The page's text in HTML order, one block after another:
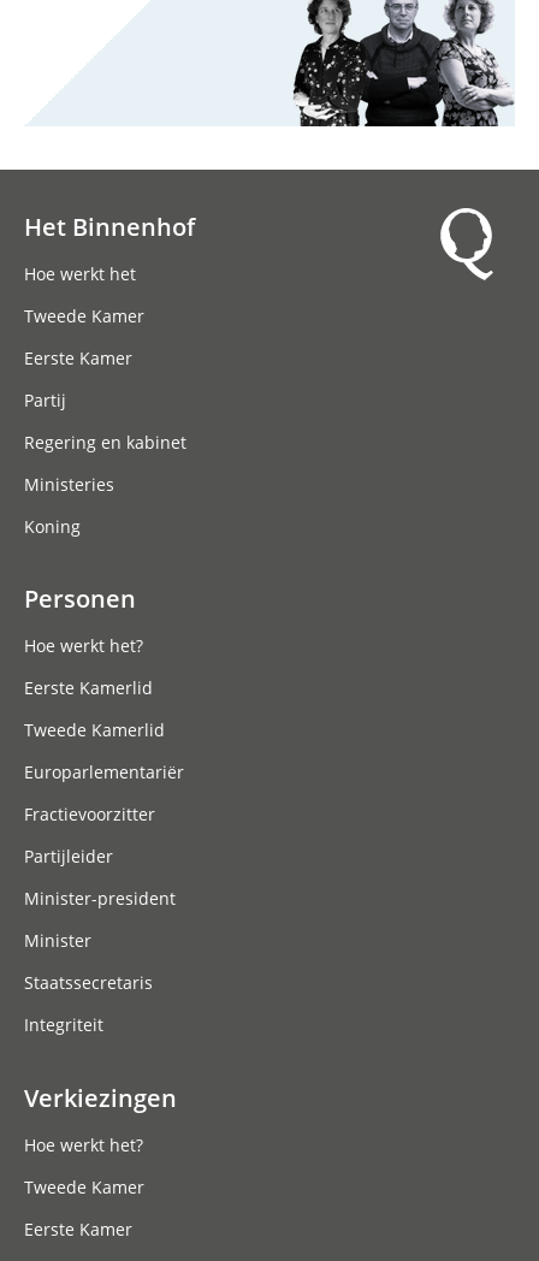
Het Binnenhof
Hoe werkt het
Tweede Kamer
Eerste Kamer
Partij
Regering en kabinet
Ministeries
Koning
Personen
Hoe werkt het?
Eerste Kamerlid
Tweede Kamerlid
Europarlementariër
Fractievoorzitter
Partijleider
Minister-president
Minister
Staatssecretaris
Integriteit
Verkiezingen
Hoe werkt het?
Tweede Kamer
Eerste Kamer